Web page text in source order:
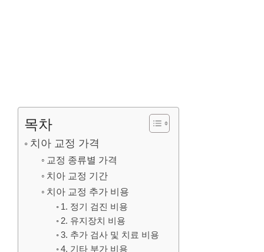
목차
치아 교정 가격
교정 종류별 가격
치아 교정 기간
치아 교정 추가 비용
1. 정기 검진 비용
2. 유지장치 비용
3. 추가 검사 및 치료 비용
4. 기타 부가 비용